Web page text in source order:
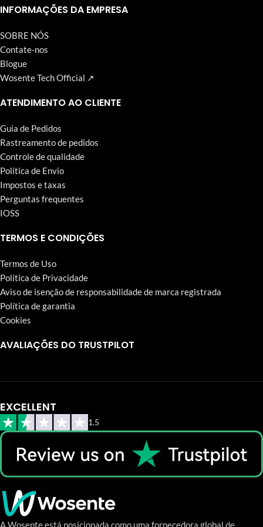
Wosente-tech vem perseguindo incansavelmente.
INFORMAÇÕES DA EMPRESA
SOBRE NÓS
Contate-nos
Blogue
Wosente Tech Official ↗
ATENDIMENTO AO CLIENTE
Guia de Pedidos
Rastreamento de pedidos
Controle de qualidade
Política de Envio
Impostos e taxas
Perguntas frequentes
IOSS
TERMOS E CONDIÇÕES
Termos de Uso
Política de Privacidade
Aviso de isenção de responsabilidade de marca registrada
Política de garantia
Cookies
AVALIAÇÕES DO TRUSTPILOT
EXCELLENT
1.5